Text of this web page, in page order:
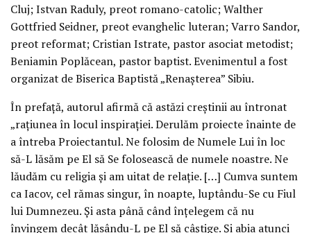
Cluj; Istvan Raduly, preot romano-catolic; Walther
Gottfried Seidner, preot evanghelic luteran; Varro Sandor,
preot reformat; Cristian Istrate, pastor asociat metodist;
Beniamin Poplăcean, pastor baptist. Evenimentul a fost
organizat de Biserica Baptistă „Renaşterea” Sibiu.
În prefaţă, autorul afirmă că astăzi creştinii au întronat
„raţiunea în locul inspiraţiei. Derulăm proiecte înainte de
a întreba Proiectantul. Ne folosim de Numele Lui în loc
să-L lăsăm pe El să Se folosească de numele noastre. Ne
lăudăm cu religia şi am uitat de relaţie. […] Cumva suntem
ca Iacov, cel rămas singur, în noapte, luptându-Se cu Fiul
lui Dumnezeu. Şi asta până când înţelegem că nu
învingem decât lăsându-L pe El să câştige. Şi abia atunci